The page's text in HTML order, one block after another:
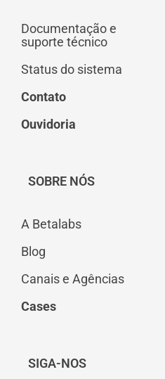
Documentação e
suporte técnico
Status do sistema
Contato
Ouvidoria
SOBRE NÓS
A Betalabs
Blog
Canais e Agências
Cases
SIGA-NOS